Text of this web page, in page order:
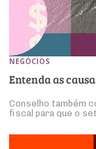
NEGÓCIOS
Entenda as
Conselho também
fiscal para que o